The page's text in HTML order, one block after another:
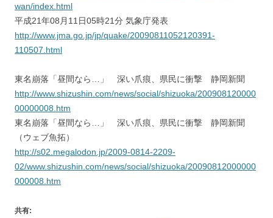
wan/index.html
平成21年08月11日05時21分 気象庁発表
http://www.jma.go.jp/jp/quake/20090811052120391-
110507.html
東名崩落「昼間なら…」 深い爪痕、県民に衝撃 静岡新聞
http://www.shizushin.com/news/social/shizuoka/200908120000
00000008.htm
東名崩落「昼間なら…」 深い爪痕、県民に衝撃 静岡新聞
（ウェブ魚拓）
http://s02.megalodon.jp/2009-0814-2209-
02/www.shizushin.com/news/social/shizuoka/20090812000000
000008.htm
共有: